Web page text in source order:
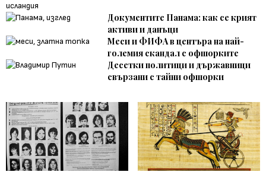
Документите Панама: как се крият
активи и данъци
Меси и ФИФА в центъра на най-
големия скандал с офшорките
Десетки политици и държавници
свързани с тайни офшорки